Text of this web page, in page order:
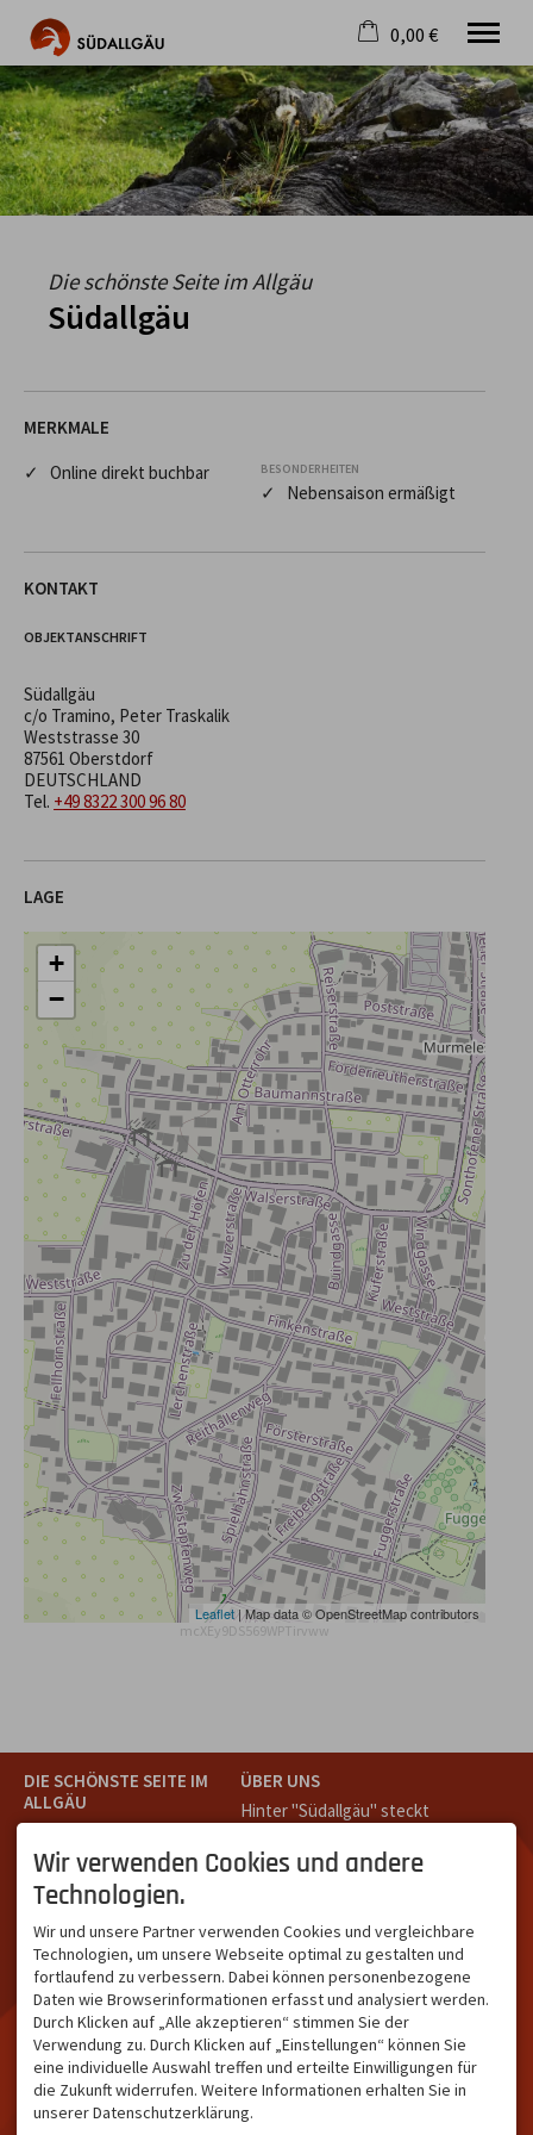
Die schönste Seite im Allgäu
Aktuell
Destination
Gastgeber
Wandern
Mountainbike
Tipps
0,00 €
×
Warenkorb ist leer
Die schönste Seite im Allgäu
Südallgäu
MERKMALE
✓ Online direkt buchbar
BESONDERHEITEN
✓ Nebensaison ermäßigt
KONTAKT
OBJEKTANSCHRIFT
Südallgäu
c/o Tramino, Peter Traskalik
Weststrasse 30
87561 Oberstdorf
DEUTSCHLAND
Tel. +49 8322 300 96 80
LAGE
+
−
Leaflet| Map data © OpenStreetMap contributors
mcXEy9DS569WPTirvww
DIE SCHÖNSTE SEITE IM
ALLGÄU
Teil des Oberallgäus. Es
verbindet die Tourismus-
Destinationen Oberstdorf,
Kleinwalsertal und beliebte
Urlaubsziele wie die
Hörnerdörfer, Alpsee-
Grünten, Oberstaufen oder
Wertach im Allgäu.
ÜBER UNS
Hinter "Südallgäu" steckt
Oberstdorf.
Unser Ziel ist ein attraktives
Leistungsträger im
südlichen Oberallgäu eine
starke Plattform bietet.
NETZWERK & REICHWEITE
ca. 36.700 Abos bei
Wir verwenden Cookies und andere
Technologien.
Wir und unsere Partner verwenden Cookies und vergleichbare
Technologien, um unsere Webseite optimal zu gestalten und
fortlaufend zu verbessern. Dabei können personenbezogene
Daten wie Browserinformationen erfasst und analysiert werden.
Durch Klicken auf „Alle akzeptieren“ stimmen Sie der
Verwendung zu. Durch Klicken auf „Einstellungen“ können Sie
eine individuelle Auswahl treffen und erteilte Einwilligungen für
die Zukunft widerrufen. Weitere Informationen erhalten Sie in
unserer Datenschutzerklärung.